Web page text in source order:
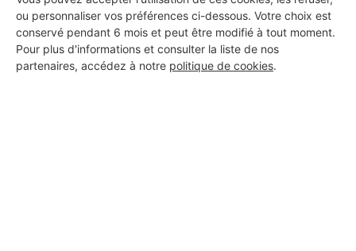
ou personnaliser vos préférences ci-dessous. Votre choix est
conservé pendant 6 mois et peut être modifié à tout moment.
Pour plus d'informations et consulter la liste de nos
partenaires, accédez à notre politique de cookies.